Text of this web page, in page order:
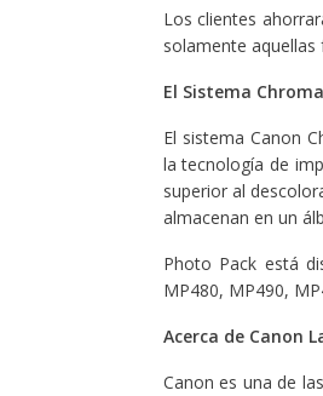
Los clientes
solamente
El Sistema
El sistema Canon
la tecnología de
superior al
almacenan en un
Photo Pack está
MP480, MP490,
Acerca de Canon
Canon es una de